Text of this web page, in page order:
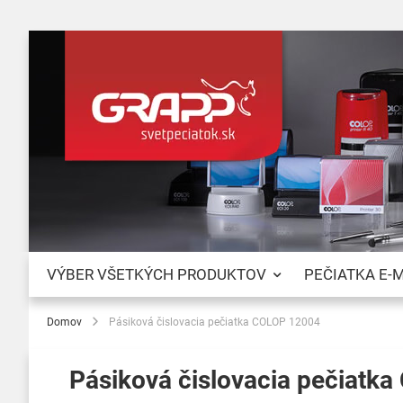
VÝBER VŠETKÝCH PRODUKTOV PEČIATKA E-
Domov Pásiková čislovacia pečiatka COLOP 12004
Pásiková čislovacia pečiatka